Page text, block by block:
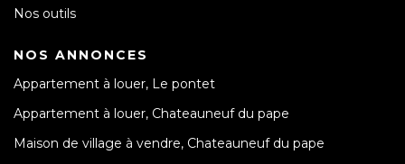
Nos outils
NOS ANNONCES
Appartement à louer, Le pontet
Appartement à louer, Chateauneuf du pape
Maison de village à vendre, Chateauneuf du pape